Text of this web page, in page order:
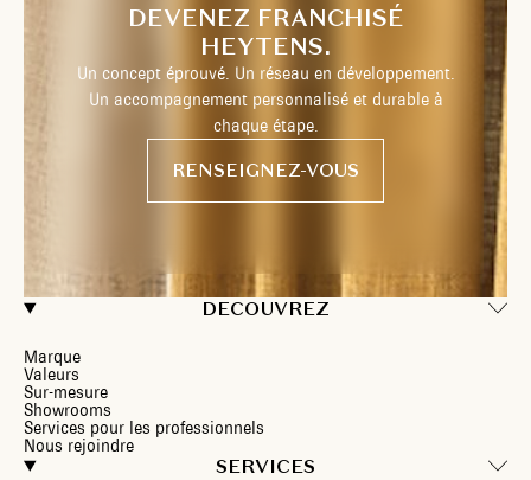
DECOUVREZ
Marque
Valeurs
Sur-mesure
Showrooms
Services pour les professionnels
Nous rejoindre
SERVICES
DEVENEZ FRANCHISÉ
HEYTENS.
Un concept éprouvé. Un réseau en développement.
Un accompagnement personnalisé et durable à
chaque étape.
RENSEIGNEZ-VOUS